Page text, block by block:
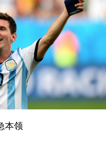
本领